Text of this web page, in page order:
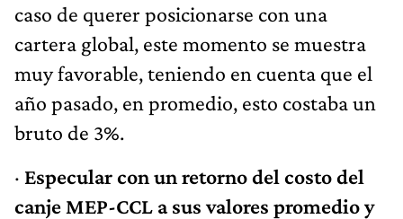
caso de querer posicionarse con una
cartera global, este momento se muestra
muy favorable, teniendo en cuenta que el
año pasado, en promedio, esto costaba un
bruto de 3%.
· Especular con un retorno del costo del
canje MEP-CCL a sus valores promedio y